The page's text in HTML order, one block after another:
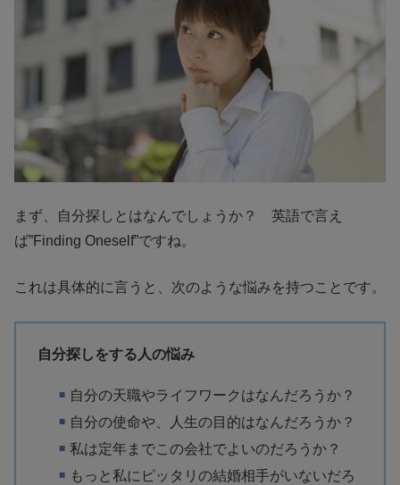
まず、自分探しとはなんでしょうか？ 英語で言え
ば”Finding Oneself”ですね。
これは具体的に言うと、次のような悩みを持つことです。
自分探しをする人の悩み
自分の天職やライフワークはなんだろうか？
自分の使命や、人生の目的はなんだろうか？
私は定年までこの会社でよいのだろうか？
もっと私にピッタリの結婚相手がいないだろ